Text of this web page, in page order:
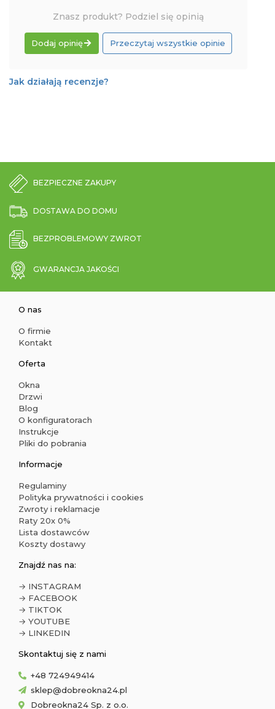
Znasz produkt? Podziel się opinią
Dodaj opinię Przeczytaj wszystkie opinie
Jak działają recenzje?
BEZPIECZNE ZAKUPY
DOSTAWA DO DOMU
BEZPROBLEMOWY ZWROT
GWARANCJA JAKOŚCI
O nas
O firmie
Kontakt
Oferta
Okna
Drzwi
Blog
O konfiguratorach
Instrukcje
Pliki do pobrania
Informacje
Regulaminy
Polityka prywatności i cookies
Zwroty i reklamacje
Raty 20x 0%
Lista dostawców
Koszty dostawy
Znajdź nas na:
→ INSTAGRAM
→ FACEBOOK
→ TIKTOK
→ YOUTUBE
→ LINKEDIN
Skontaktuj się z nami
+48 724949414
sklep@dobreokna24.pl
Dobreokna24 Sp. z o.o.